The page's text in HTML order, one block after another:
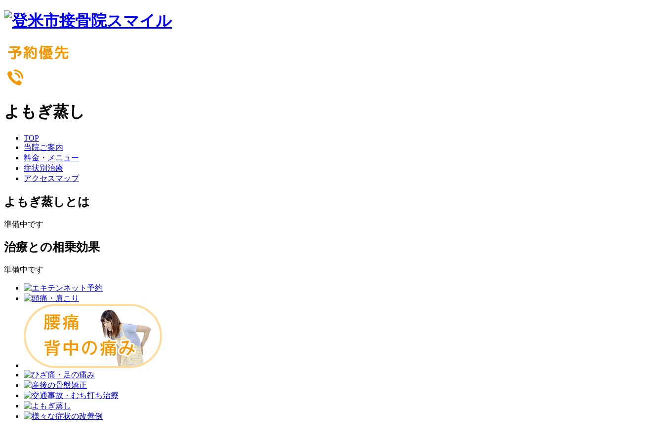
よもぎ蒸し
TOP
当院ご案内
料金・メニュー
症状別治療
アクセスマップ
よもぎ蒸しとは
準備中です
治療との相乗効果
準備中です